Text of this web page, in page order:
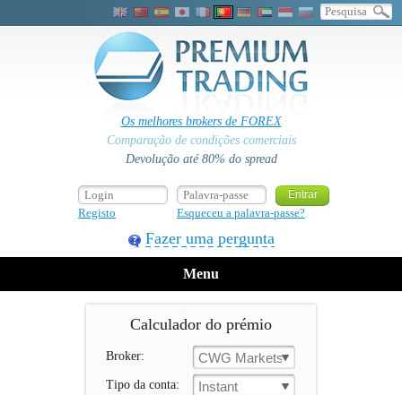
Os melhores brokers de FOREX
Comparação de condições comerciais
Devolução até 80% do spread
Registo Esqueceu a palavra-passe?
Fazer uma pergunta
Menu
Calculador do prémio
Broker: CWG Markets
Tipo da conta: Instant